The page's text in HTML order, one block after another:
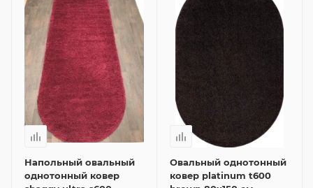
Напольный овальный
однотонный ковер
Овальный однотонный
ковер platinum t600